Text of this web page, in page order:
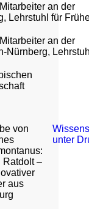
an der
Lehrstuhl für
an der
Nürnberg,
von
Ratdolt –
aus
unter